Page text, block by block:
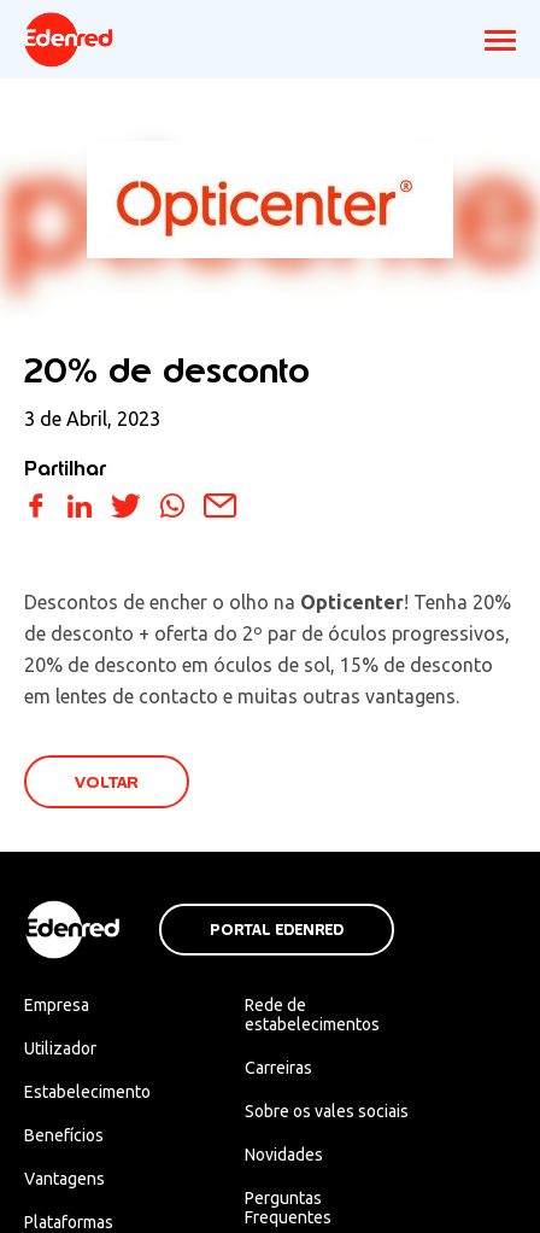
20% de desconto
3 de Abril, 2023
Partilhar
Descontos de encher o olho na Opticenter! Tenha 20%
de desconto + oferta do 2º par de óculos progressivos,
20% de desconto em óculos de sol, 15% de desconto
em lentes de contacto e muitas outras vantagens.
VOLTAR
PORTAL EDENRED
Empresa
Utilizador
Estabelecimento
Benefícios
Vantagens
Plataformas
Rede de
estabelecimentos
Carreiras
Sobre os vales sociais
Novidades
Perguntas
Frequentes